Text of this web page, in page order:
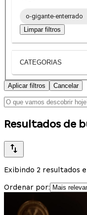
o-gigante-enterrado
Limpar filtros
CATEGORIAS
Aplicar filtros Cancelar
Resultados de
Exibindo 2 resultados
Ordenar por: